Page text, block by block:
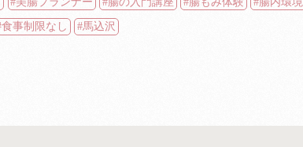
食事制限なし 馬込沢